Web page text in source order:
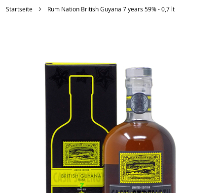
Zum
Startseite Rum Nation British Guyana 7 years 59% - 0,7 lt